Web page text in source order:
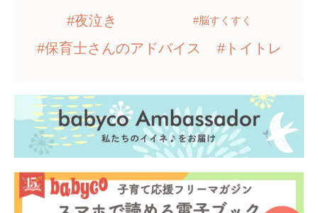
#夜泣き #脳すくすく
#保育士さんのアドバイス #トイトレ